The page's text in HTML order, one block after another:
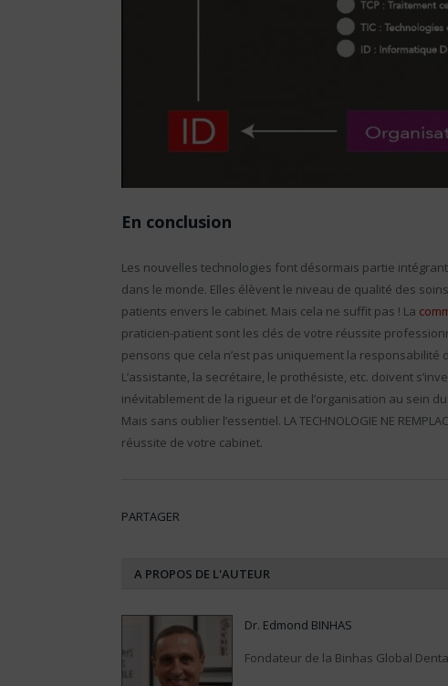
En conclusion
Les nouvelles technologies font désormais partie
dans le monde. Elles élèvent le niveau de qualité des
patients envers le cabinet. Mais cela ne suffit pas ! La
praticien-patient sont les clés de votre réussite
pensons que cela n’est pas uniquement la responsabilité
L’assistante, la secrétaire, le prothésiste, etc. doivent
inévitablement de la rigueur et de l’organisation au sein
Mais sans oublier l’essentiel. LA TECHNOLOGIE NE
réussite de votre cabinet.
PARTAGER
A PROPOS DE L'AUTEUR
Dr. Edmond BINHAS
Fondateur de la Binhas Global